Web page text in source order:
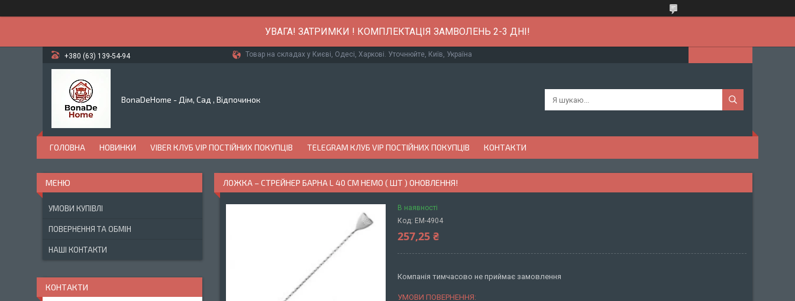
УВАГА! ЗАТРИМКИ ! КОМПЛЕКТАЦІЯ ЗАМВОЛЕНЬ 2-3 ДНІ!
+380 (63) 139-54-94 Товар на складах у Києві, Одесі, Харкові. Уточнюйте, Київ, Україна
BonaDeHome - Дім, Сад , Відпочинок
ГОЛОВНА НОВИНКИ VIBER КЛУБ VIP ПОСТІЙНИХ ПОКУПЦІВ TELEGRAM КЛУБ VIP ПОСТІЙНИХ ПОКУПЦІВ КОНТАКТИ
ЛОЖКА – СТРЕЙНЕР БАРНА L 40 СМ НЕМО ( ШТ ) ОНОВЛЕННЯ!
В наявності
Код: EM-4904
257,25 ₴
Компанія тимчасово не приймає замовлення
УМОВИ КУПІВЛІ
ПОВЕРНЕННЯ ТА ОБМІН
НАШІ КОНТАКТИ
КОНТАКТИ